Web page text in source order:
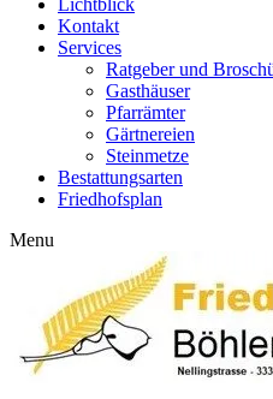
Lichtblick
Kontakt
Services
Ratgeber und
Gasthäuser
Pfarrämter
Gärtnereien
Steinmetze
Bestattungsarten
Friedhofsplan
Menu